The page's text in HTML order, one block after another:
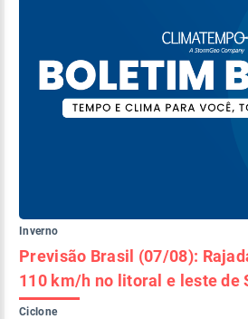
Inverno
Previsão Brasil (07/08):
110 km/h no litoral e leste de
Ciclone